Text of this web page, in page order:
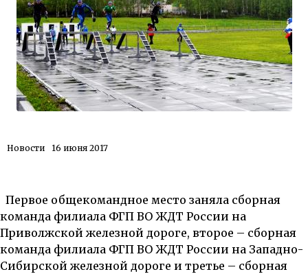
Новости 16 июня 2017
Первое общекомандное место заняла сборная
команда филиала ФГП ВО ЖДТ России на
Приволжской железной дороге, второе – сборная
команда филиала ФГП ВО ЖДТ России на Западно-
Сибирской железной дороге и третье – сборная